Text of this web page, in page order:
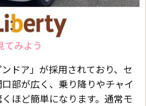
てみよう
ドア」が採用されており、セ
部が広く、乗り降りやチャイ
ほど簡単になります。通常モ